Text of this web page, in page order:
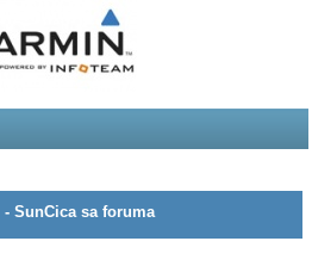
- SunCica sa foruma